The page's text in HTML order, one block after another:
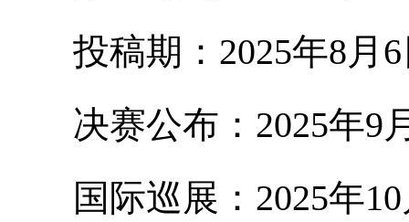
投稿期：2025年8月6
决赛公布：2025年9
国际巡展：2025年10